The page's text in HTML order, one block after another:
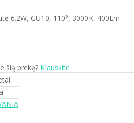
6.2W, GU10, 110°, 3000K, 400Lm
šią prekę? Klauskite